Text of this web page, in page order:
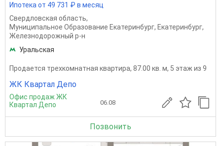
Ипотека от 49 731 ₽ в месяц
Свердловская область,
Муниципальное Образование Екатеринбург, Екатеринбург,
Железнодорожный р-н
Уральская
Продается трехкомнатная квартира, 87.00 кв. м, 5 этаж из 9
ЖК Квартал Депо
Офис продаж ЖК
Квартал Депо
06.08
Позвонить